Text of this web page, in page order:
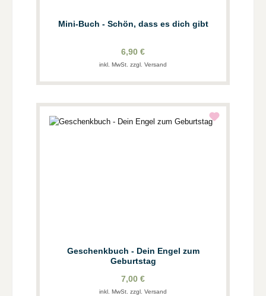
Mini-Buch - Schön, dass es dich gibt
6,90 €
inkl. MwSt. zzgl. Versand
Geschenkbuch - Dein Engel zum
Geburtstag
7,00 €
inkl. MwSt. zzgl. Versand